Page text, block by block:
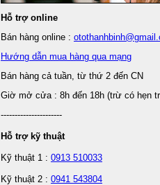
Hỗ trợ online
Bán hàng online :
Hướng dẫn mua hàng qua mạng
Bán hàng cả tuần, từ thứ 2 đến CN
Giờ mở cửa : 8h đến 18h (trừ có hẹn
----------------------
Hỗ trợ kỹ thuật
Kỹ thuật 1 : 0913 510033
Kỹ thuật 2 : 0941 543804